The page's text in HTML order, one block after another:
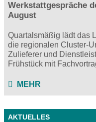
Werkstattgespräche
August
Quartalsmäßig lädt das
die regionalen Cluster-
Zulieferer und
Frühstück mit
MEHR
AKTUELLES